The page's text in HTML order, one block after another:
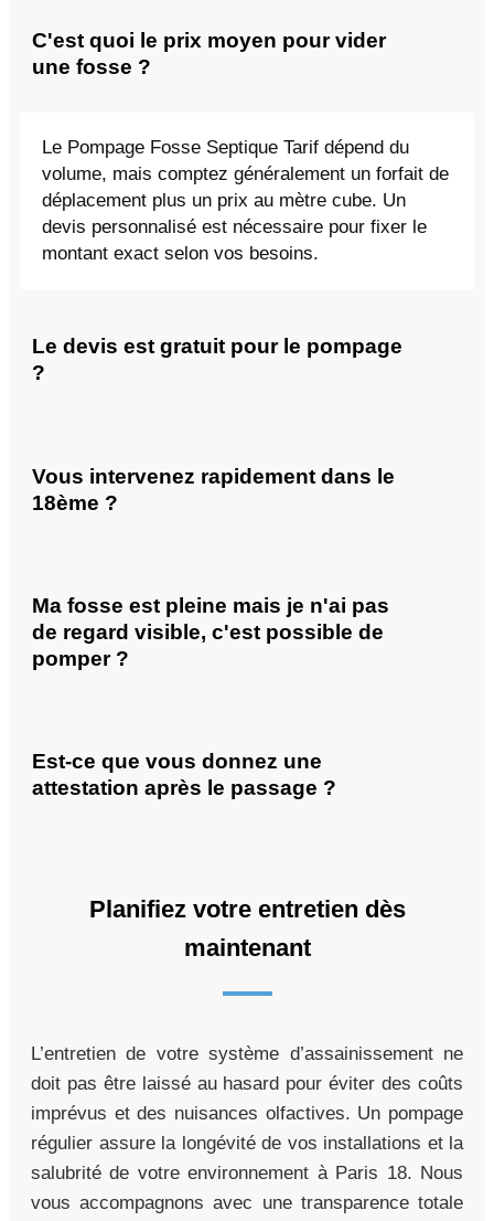
C'est quoi le prix moyen pour vider
une fosse ?
Le Pompage Fosse Septique Tarif dépend du
volume, mais comptez généralement un forfait de
déplacement plus un prix au mètre cube. Un
devis personnalisé est nécessaire pour fixer le
montant exact selon vos besoins.
Le devis est gratuit pour le pompage
?
Vous intervenez rapidement dans le
18ème ?
Ma fosse est pleine mais je n'ai pas
de regard visible, c'est possible de
pomper ?
Est-ce que vous donnez une
attestation après le passage ?
Planifiez votre entretien dès
maintenant
L’entretien de votre système d’assainissement ne
doit pas être laissé au hasard pour éviter des coûts
imprévus et des nuisances olfactives. Un pompage
régulier assure la longévité de vos installations et la
salubrité de votre environnement à Paris 18. Nous
vous accompagnons avec une transparence totale